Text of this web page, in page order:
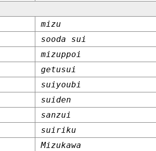
mizu
sooda sui
mizuppoi
getusui
suiyoubi
suiden
sanzui
suiriku
Mizukawa